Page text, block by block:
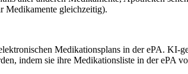
Medikamente gleichzeitig).
Medikationsplans in der ePA. KI-
indem sie ihre Medikationsliste in der ePA